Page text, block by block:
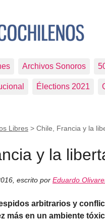
Archivos Sonoros
Élections 2021
Libres > Chile, Francia y la
y la
escrito por Eduardo
arbitrarios y
más en un ambiente